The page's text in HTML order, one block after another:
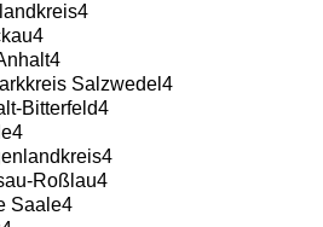
4
4
4
Salzwedel 4
Bitterfeld4
4
4
Roßlau4
Saale4